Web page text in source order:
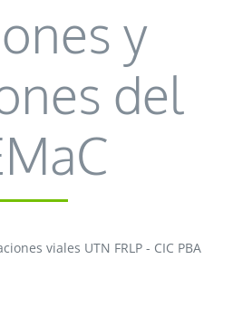
y
del
viales UTN FRLP - CIC PBA